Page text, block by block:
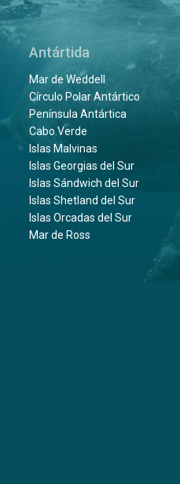
Antártida
Mar de Weddell
Círculo Polar Antártico
Península Antártica
Cabo Verde
Islas Malvinas
Islas Georgias del Sur
Islas Sándwich del Sur
Islas Shetland del Sur
Islas Orcadas del Sur
Mar de Ross